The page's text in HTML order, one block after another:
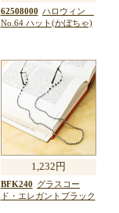
62508000 ハロウィン
No.64 ハット(かぼちゃ)
1,232円
BFK240 グラスコー
ド・エレガントブラック